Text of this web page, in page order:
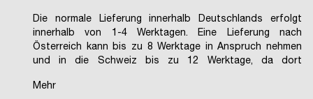
Die normale Lieferung innerhalb Deutschlands erfolgt
innerhalb von 1-4 Werktagen. Eine Lieferung nach
Österreich kann bis zu 8 Werktage in Anspruch nehmen
und in die Schweiz bis zu 12 Werktage, da dort
internationalen Paketen bestehen. Lieferungen in andere
Mehr